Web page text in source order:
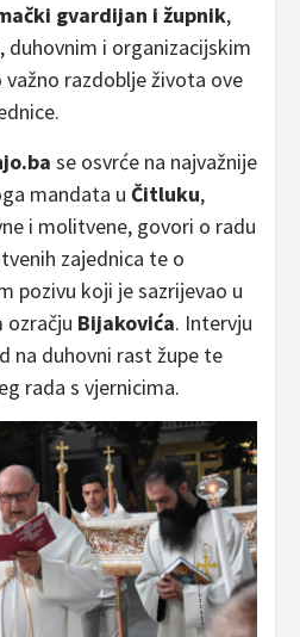
gvardijan i župnik,
i organizacijskim
razdoblje života ove
se osvrće na najvažnije
mandata u Čitluku,
i molitvene, govori o radu
zajednica te o
pozivu koji je sazrijevao u
ozračju Bijakovića. Intervju
na duhovni rast župe te
rada s vjernicima.